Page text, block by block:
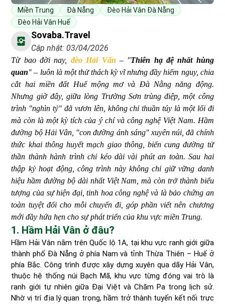
Miền Trung Đà Nẵng
Đèo Hải Vân Đà Nẵng
Đèo Hải Vân Huế
Sovaba.travel
Cập nhật: 03/04/2026
Từ bao đời nay, đèo Hải Vân – "Thiên hạ đệ nhất hùng
quan" – luôn là một thử thách kỳ vĩ nhưng đầy hiểm nguy, chia
cắt hai miền đất Huế mộng mơ và Đà Nẵng năng động.
Nhưng giờ đây, giữa lòng Trường Sơn trùng điệp, một công
trình "nghìn tỷ" đã vươn lên, không chỉ thuần túy là một lối đi
mà còn là một kỳ tích của ý chí và công nghệ Việt Nam. Hầm
đường bộ Hải Vân, "con đường ánh sáng" xuyên núi, đã chính
thức khai thông huyết mạch giao thông, biến cung đường tử
thần thành hành trình chỉ kéo dài vài phút an toàn. Sau hai
thập kỷ hoạt động, công trình này không chỉ giữ vững danh
hiệu hầm đường bộ dài nhất Việt Nam, mà còn trở thành biểu
tượng của sự hiện đại, tinh hoa công nghệ và là bảo chứng an
toàn tuyệt đối cho mỗi chuyến đi, góp phần viết nên chương
mới đầy hứa hẹn cho sự phát triển của khu vực miền Trung.
1. Hầm Hải Vân ở đâu?
Hầm Hải Vân nằm trên Quốc lộ 1A, tại khu vực ranh giới giữa
thành phố Đà Nẵng ở phía Nam và tỉnh Thừa Thiên – Huế ở
phía Bắc. Công trình được xây dựng xuyên qua dãy Hải Vân,
thuộc hệ thống núi Bạch Mã, khu vực từng đóng vai trò là
ranh giới tự nhiên giữa Đại Việt và Chăm Pa trong lịch sử.
Nhờ vị trí địa lý quan trọng, hầm trở thành tuyến kết nối trực